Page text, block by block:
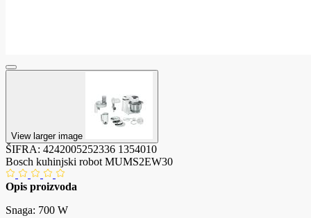
View larger image
ŠIFRA: 4242005252336 1354010
Bosch kuhinjski robot MUMS2EW30
Opis proizvoda
Snaga: 700 W